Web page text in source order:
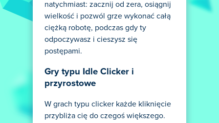
natychmiast: zacznij od zera, osiągnij
wielkość i pozwól grze wykonać całą
ciężką robotę, podczas gdy ty
odpoczywasz i cieszysz się
postępami.
Gry typu Idle Clicker i
przyrostowe
W grach typu clicker każde kliknięcie
przybliża cię do czegoś większego.